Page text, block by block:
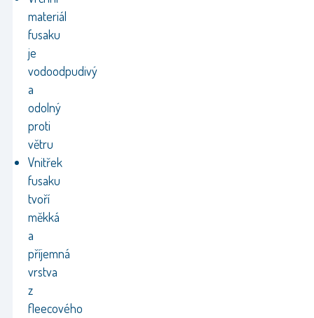
materiál
fusaku
je
vodoodpudivý
a
odolný
proti
větru
Vnitřek
fusaku
tvoří
měkká
a
příjemná
vrstva
z
fleecového